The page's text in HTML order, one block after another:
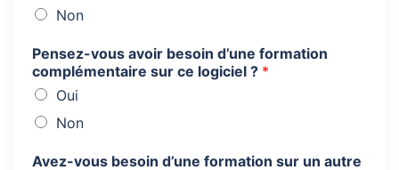
Non
Pensez-vous avoir besoin d’une formation
complémentaire sur ce logiciel ? *
Oui
Non
Avez-vous besoin d’une formation sur un autre